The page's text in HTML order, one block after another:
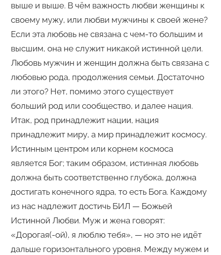
выше и выше. В чём важность любви женщины к
своему мужу, или любви мужчины к своей жене?
Если эта любовь не связана с чем-то большим и
высшим, она не служит никакой истинной цели.
Любовь мужчин и женщин должна быть связана с
любовью рода, продолжения семьи. Достаточно
ли этого? Нет, помимо этого существует
больший род или сообщество, и далее нация.
Итак, род принадлежит нации, нация
принадлежит миру, а мир принадлежит космосу.
Истинным центром или корнем космоса
является Бог; таким образом, истинная любовь
должна быть соответственно глубока, должна
достигать конечного ядра, то есть Бога. Каждому
из нас надлежит достичь БИЛ — Божьей
Истинной Любви. Муж и жена говорят:
«Дорогая(-ой), я люблю тебя», — но это не идёт
дальше горизонтального уровня. Между мужем и